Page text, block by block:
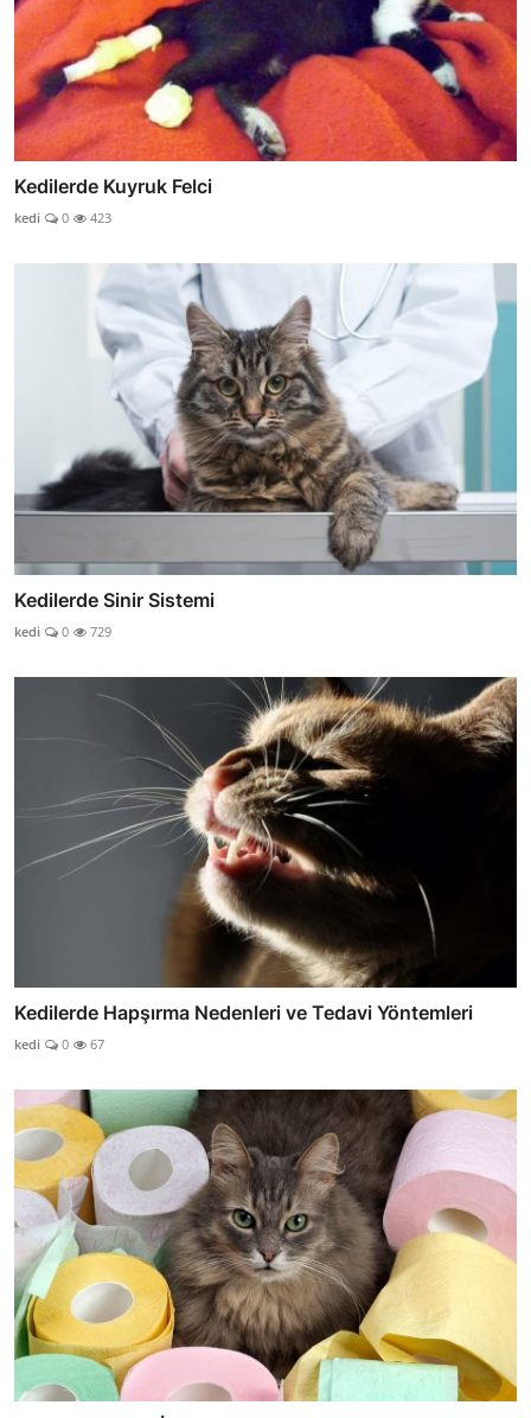
Kedilerde Kuyruk Felci
kedi 0 423
Kedilerde Sinir Sistemi
kedi 0 729
Kedilerde Hapşırma Nedenleri ve Tedavi Yöntemleri
kedi 0 67